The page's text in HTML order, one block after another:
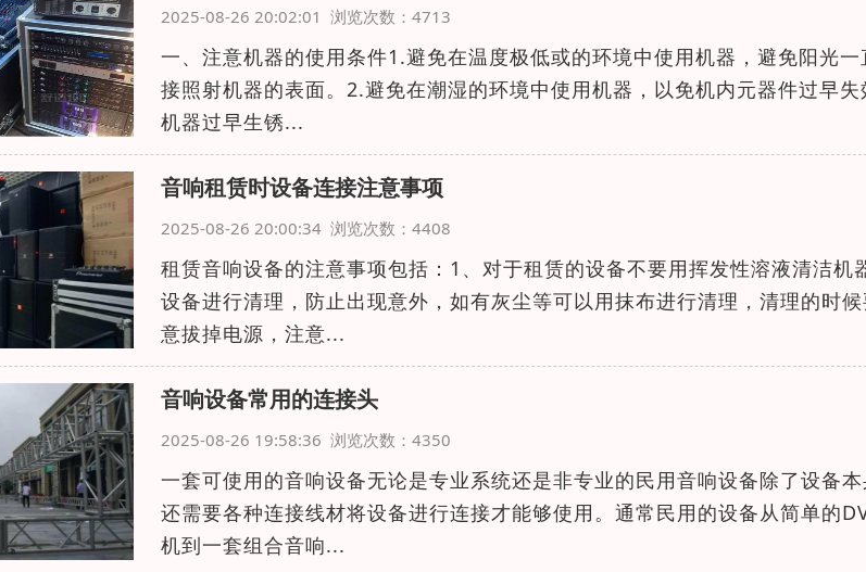
2025-08-26 20:02:01 浏览次数：4713
一、注意机器的使用条件1.避免在温度极低或的环境中使用机器，避免阳光一
接照射机器的表面。2.避免在潮湿的环境中使用机器，以免机内元器件过早失
机器过早生锈...
音响租赁时设备连接注意事项
2025-08-26 20:00:34 浏览次数：4408
租赁音响设备的注意事项包括：1、对于租赁的设备不要用挥发性溶液清洁机
设备进行清理，防止出现意外，如有灰尘等可以用抹布进行清理，清理的时
意拔掉电源，注意...
音响设备常用的连接头
2025-08-26 19:58:36 浏览次数：4350
一套可使用的音响设备无论是专业系统还是非专业的民用音响设备除了设备
还需要各种连接线材将设备进行连接才能够使用。通常民用的设备从简单的
机到一套组合音响...